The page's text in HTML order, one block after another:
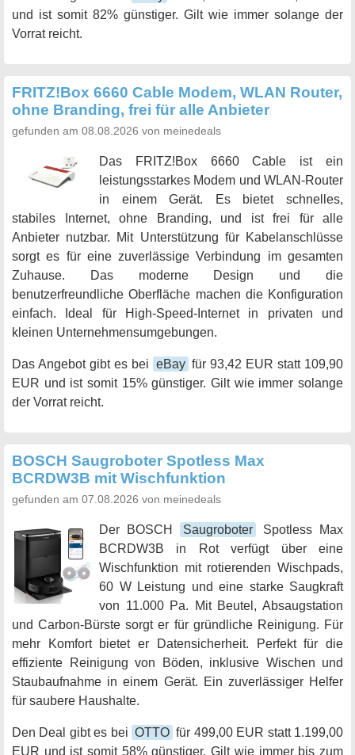
und ist somit 82% günstiger. Gilt wie immer solange der
Vorrat reicht.
FRITZ!Box 6660 Cable Modem, WLAN Router,
ohne Branding, frei für alle Anbieter
gefunden am 08.08.2026 von meinedeals
Das FRITZ!Box 6660 Cable ist ein
leistungsstarkes Modem und WLAN-Router
in einem Gerät. Es bietet schnelles,
stabiles Internet, ohne Branding, und ist frei für alle
Anbieter nutzbar. Mit Unterstützung für Kabelanschlüsse
sorgt es für eine zuverlässige Verbindung im gesamten
Zuhause. Das moderne Design und die
benutzerfreundliche Oberfläche machen die Konfiguration
einfach. Ideal für High-Speed-Internet in privaten und
kleinen Unternehmensumgebungen.
Das Angebot gibt es bei eBay für 93,42 EUR statt 109,90
EUR und ist somit 15% günstiger. Gilt wie immer solange
der Vorrat reicht.
BOSCH Saugroboter Spotless Max
BCRDW3B mit Wischfunktion
gefunden am 07.08.2026 von meinedeals
Der BOSCH Saugroboter
Spotless Max
BCRDW3B in Rot verfügt über eine
Wischfunktion mit rotierenden Wischpads,
60 W Leistung und eine starke Saugkraft
von 11.000 Pa. Mit Beutel, Absaugstation
und Carbon-Bürste sorgt er für gründliche Reinigung. Für
mehr Komfort bietet er Datensicherheit. Perfekt für die
effiziente Reinigung von Böden, inklusive Wischen und
Staubaufnahme in einem Gerät. Ein zuverlässiger Helfer
für saubere Haushalte.
Den Deal gibt es bei OTTO für 499,00 EUR statt 1.199,00
EUR und ist somit 58% günstiger. Gilt wie immer bis zum